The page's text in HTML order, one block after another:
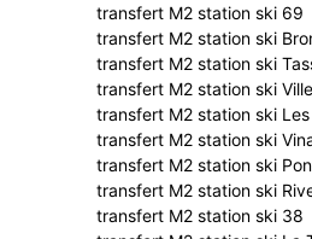
transfert M2 station ski 69
transfert M2 station ski
transfert M2 station ski
transfert M2 station ski
transfert M2 station ski
transfert M2 station ski
transfert M2 station ski
transfert M2 station ski
transfert M2 station ski 38